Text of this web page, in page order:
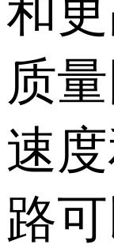
和
质
速
路